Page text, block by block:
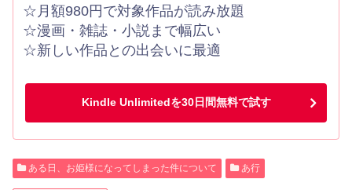
☆月額980円で対象作品が読み放題
☆漫画・雑誌・小説まで幅広い
☆新しい作品との出会いに最適
Kindle Unlimitedを30日間無料で試す
ある日、お姫様になってしまった件について あ行